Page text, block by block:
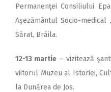
Permanenţei Consiliului
Aşezământul Socio-medical
Sărat, Brăila.
12-13 martie – vizitează
viitorul Muzeu al Istoriei,
la Dunărea de Jos.